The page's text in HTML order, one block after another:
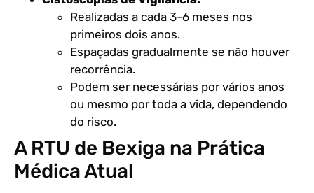
Realizadas a cada 3-6 meses nos
primeiros dois anos.
Espaçadas gradualmente se não houver
recorrência.
Podem ser necessárias por vários anos
ou mesmo por toda a vida, dependendo
do risco.
A RTU de Bexiga na Prática
Médica Atual